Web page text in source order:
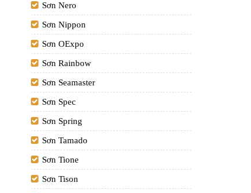
Sơn Nero
Sơn Nippon
Sơn OExpo
Sơn Rainbow
Sơn Seamaster
Sơn Spec
Sơn Spring
Sơn Tamado
Sơn Tione
Sơn Tison